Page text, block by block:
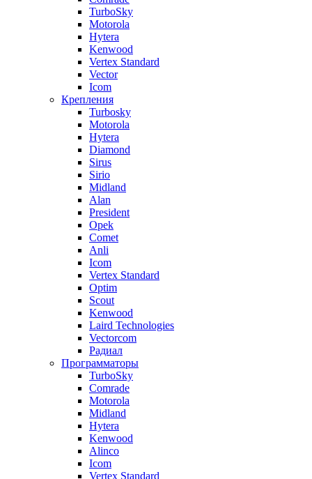
TurboSky
Motorola
Hytera
Kenwood
Vertex Standard
Vector
Icom
Крепления
Turbosky
Motorola
Hytera
Diamond
Sirus
Sirio
Midland
Alan
President
Opek
Comet
Anli
Icom
Vertex Standard
Optim
Scout
Kenwood
Laird Technologies
Vectorcom
Радиал
Программаторы
TurboSky
Comrade
Motorola
Midland
Hytera
Kenwood
Alinco
Icom
Vertex Standard